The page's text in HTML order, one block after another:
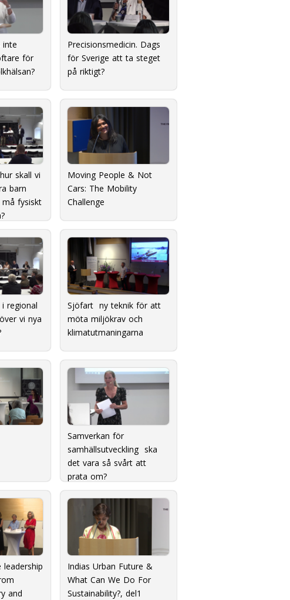
inte
för
Precisionsmedicin. Dags
för Sverige att ta steget
på riktigt?
skall vi
barn
må fysiskt
Moving People & Not
Cars: The Mobility
Challenge
regional
vi nya
Sjöfart  ny teknik för att
möta miljökrav och
klimatutmaningarna
Samverkan för
samhällsutveckling  ska
det vara så svårt att
prata om?
leadership
and
Indias Urban Future &
What Can We Do For
Sustainability?, del1